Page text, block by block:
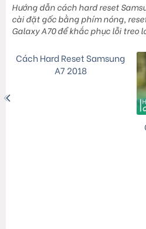
Hướng dẫn cách hard reset
cài đặt gốc bằng phím nóng,
Galaxy A70 để khắc phục lỗi treo
Cách Hard Reset Samsung
A7 2018